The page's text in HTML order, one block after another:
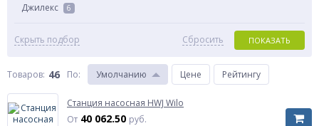
Джилекс 6
Скрыть подбор ПОКАЗАТЬ
Сбросить
Товаров: 46 По: Умолчанию Цене Рейтингу
Станция насосная HWJ Wilo
От 40 062.50 руб.